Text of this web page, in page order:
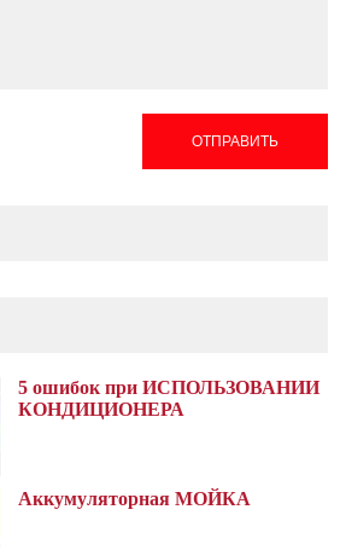
ОТПРАВИТЬ
5 ошибок при ИСПОЛЬЗОВАНИИ
КОНДИЦИОНЕРА
Аккумуляторная МОЙКА